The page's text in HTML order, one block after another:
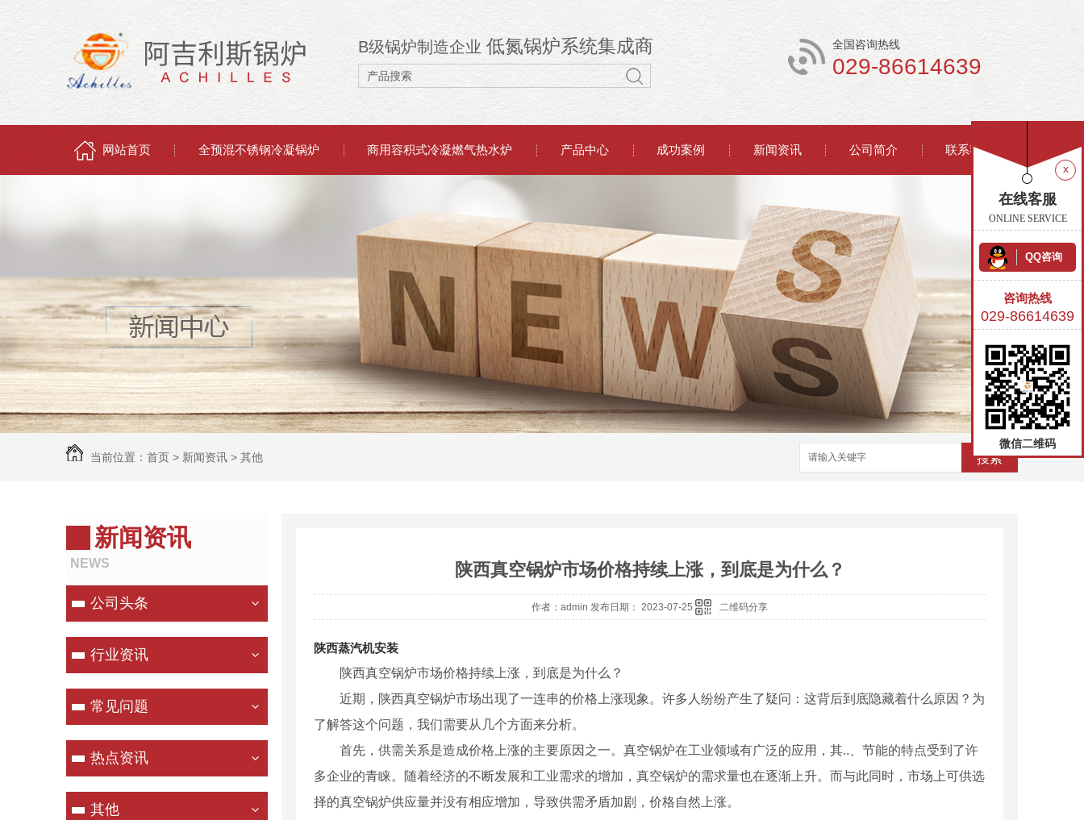
B级锅炉制造企业 低氮锅炉系统集成商 全国咨询热线
029-86614639
网站首页 全预混不锈钢冷凝锅炉 商用容积式冷凝燃气热水炉 产品中心 成功案例 新闻资讯 公司简介 联系我们
当前位置： 首页 > 新闻资讯 > 其他 搜索
新闻资讯
NEWS
公司头条
行业资讯
常见问题
热点资讯
其他
陕西真空锅炉市场价格持续上涨，到底是为什么？
作者：admin 发布日期： 2023-07-25 二维码分享
陕西蒸汽机安装
陕西真空锅炉市场价格持续上涨，到底是为什么？
近期，陕西真空锅炉市场出现了一连串的价格上涨现象。许多人纷纷产生了疑问：这背后到底隐藏着什么原因？为
了解答这个问题，我们需要从几个方面来分析。
首先，供需关系是造成价格上涨的主要原因之一。真空锅炉在工业领域有广泛的应用，其..、节能的特点受到了许
多企业的青睐。随着经济的不断发展和工业需求的增加，真空锅炉的需求量也在逐渐上升。而与此同时，市场上可供选
择的真空锅炉供应量并没有相应增加，导致供需矛盾加剧，价格自然上涨。
x
在线客服
ONLINE SERVICE
QQ咨询
咨询热线
029-86614639
微信二维码